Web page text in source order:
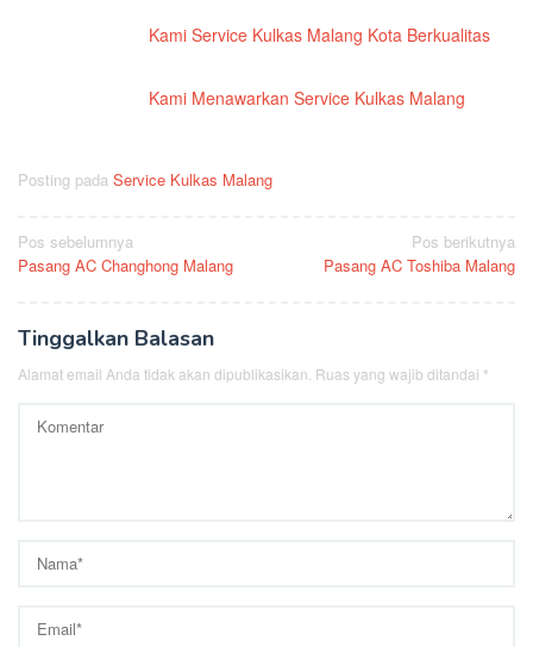
Kami Service Kulkas Malang Kota Berkualitas
Kami Menawarkan Service Kulkas Malang
Posting pada Service Kulkas Malang
Navigasi
pos
Pos sebelumnya
Pasang AC Changhong Malang
Pos berikutnya
Pasang AC Toshiba Malang
Tinggalkan Balasan
Alamat email Anda tidak akan dipublikasikan. Ruas yang wajib ditandai *